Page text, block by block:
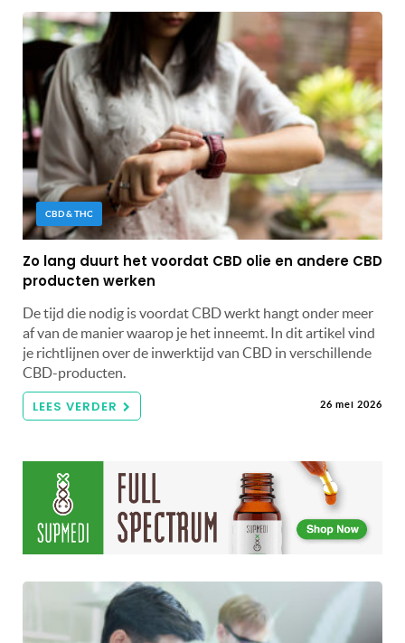
CBD & THC
Zo lang duurt het voordat CBD olie en andere CBD
producten werken
De tijd die nodig is voordat CBD werkt hangt onder meer
af van de manier waarop je het inneemt. In dit artikel vind
je richtlijnen over de inwerktijd van CBD in verschillende
CBD-producten.
LEES VERDER 26 mei 2026